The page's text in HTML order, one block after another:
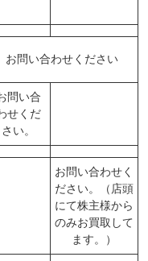
お問い合わせください
問い合
せくだ
さい。
お問い合わせく
ださい。（店頭
にて株主様から
のみお買取して
ます。）